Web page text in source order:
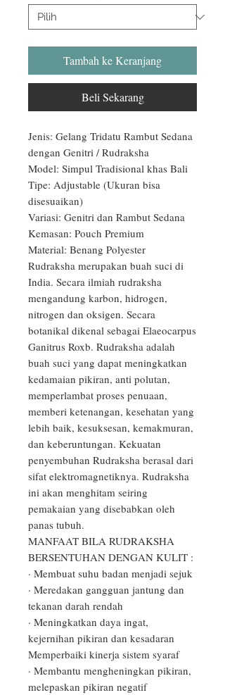
Tambah ke Keranjang
Beli Sekarang
Jenis: Gelang Tridatu Rambut Sedana
dengan Genitri / Rudraksha
Model: Simpul Tradisional khas Bali
Tipe: Adjustable (Ukuran bisa
disesuaikan)
Variasi: Genitri dan Rambut Sedana
Kemasan: Pouch Premium
Material: Benang Polyester
Rudraksha merupakan buah suci di
India. Secara ilmiah rudraksha
mengandung karbon, hidrogen,
nitrogen dan oksigen. Secara
botanikal dikenal sebagai Elaeocarpus
Ganitrus Roxb. Rudraksha adalah
buah suci yang dapat meningkatkan
kedamaian pikiran, anti polutan,
memperlambat proses penuaan,
memberi ketenangan, kesehatan yang
lebih baik, kesuksesan, kemakmuran,
dan keberuntungan. Kekuatan
penyembuhan Rudraksha berasal dari
sifat elektromagnetiknya. Rudraksha
ini akan menghitam seiring
pemakaian yang disebabkan oleh
panas tubuh.
MANFAAT BILA RUDRAKSHA
BERSENTUHAN DENGAN KULIT :
· Membuat suhu badan menjadi sejuk
· Meredakan gangguan jantung dan
tekanan darah rendah
· Meningkatkan daya ingat,
kejernihan pikiran dan kesadaran
Memperbaiki kinerja sistem syaraf
· Membantu mengheningkan pikiran,
melepaskan pikiran negatif